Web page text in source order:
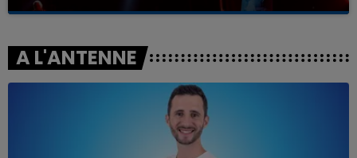
A L'ANTENNE